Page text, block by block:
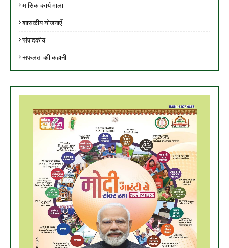
मासिक कार्य माला
शासकीय योजनाएँ
संपादकीय
सफलता की कहानी